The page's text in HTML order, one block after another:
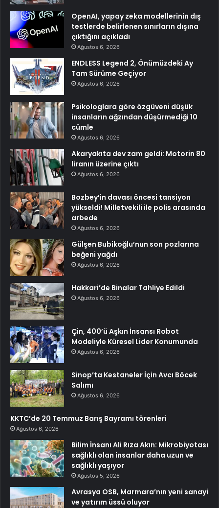
OpenAI, yapay zeka modellerinin dış
testlerde belirlenen sınırların dışına
çıktığını açıkladı
Ağustos 6, 2026
ENDLESS Legend 2, Önümüzdeki Ay
Tam Sürüme Geçiyor
Ağustos 6, 2026
Psikologlara göre özgüveni düşük
insanların ağzından düşürmediği 10
cümle
Ağustos 6, 2026
Akaryakıta dev zam geldi: Motorin 80
liranın üzerine çıktı
Ağustos 6, 2026
Bozbey’in davası öncesi tansiyon
yükseldi! Milletvekili ile polis arasında
arbede
Ağustos 6, 2026
Gülşen Bubikoğlu’nun son pozlarına
beğeni yağdı
Ağustos 6, 2026
Hakkari’de Binalar Tahliye Edildi
Ağustos 6, 2026
Çin, 400’ü Aşkın İnsansı Robot
Modeliyle Küresel Lider Konumunda
Ağustos 6, 2026
Sinop’ta Kestaneler İçin Avcı Böcek
Salımı
Ağustos 6, 2026
KKTC’de 20 Temmuz Barış Bayramı törenleri
Ağustos 6, 2026
Bilim İnsanı Ali Rıza Akın: Mikrobiyotası
sağlıklı olan insanlar daha uzun ve
sağlıklı yaşıyor
Ağustos 5, 2026
Avrasya OSB, Marmara’nın yeni sanayi
ve yatırım üssü oluyor